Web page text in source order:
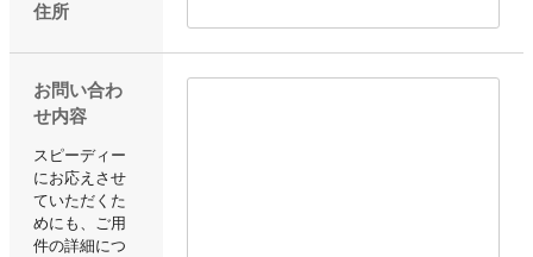
デザインシール
ファブリックパネル
フック
住所
お問い合わ
せ内容
スピーディー
にお応えさせ
ていただくた
めにも、ご用
件の詳細につ